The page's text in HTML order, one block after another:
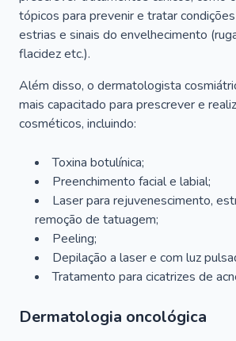
tópicos para prevenir e tratar
estrias e sinais do envelhecimento
flacidez etc.).
Além disso, o dermatologista
mais capacitado para prescrever e
cosméticos, incluindo:
Toxina botulínica;
Preenchimento facial e labial;
Laser para rejuvenescimento,
remoção de tatuagem;
Peeling;
Depilação a laser e com luz
Tratamento para cicatrizes de
Dermatologia oncológica